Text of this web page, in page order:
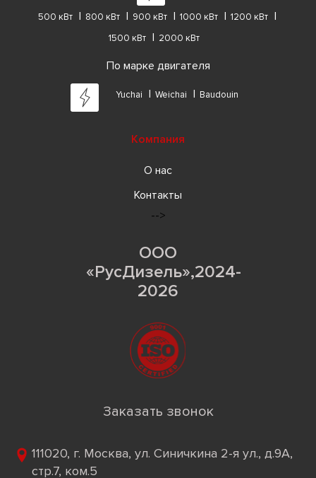
500 кВт 800 кВт 900 кВт 1000 кВт
1200 кВт
1500 кВт
2000 кВт
По марке двигателя
Yuchai Weichai Baudouin
Компания
О нас
Контакты
-->
ООО
«РусДизель»,2024-
2026
Заказать звонок
111020, г. Москва, ул. Синичкина 2-я ул., д.9А,
стр.7, ком.5